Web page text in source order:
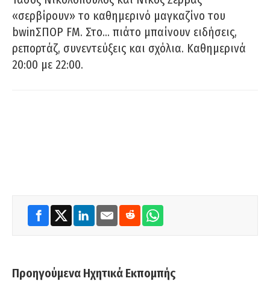
«σερβίρουν» το καθημερινό μαγκαζίνο του
bwinΣΠΟΡ FM. Στο… πιάτο μπαίνουν ειδήσεις,
ρεπορτάζ, συνεντεύξεις και σχόλια. Καθημερινά
20:00 με 22:00.
Προηγούμενα Ηχητικά Εκπομπής